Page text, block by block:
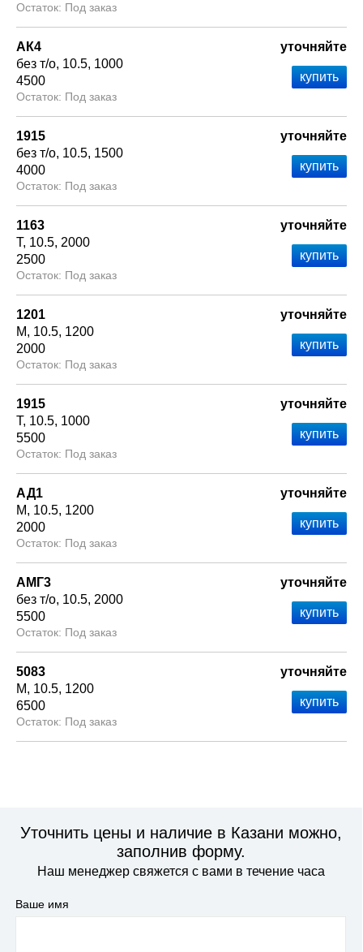
Под заказ
АК4
без т/о 10.5 1000
4500
Под заказ
уточняйте
1915
без т/о 10.5 1500
4000
Под заказ
уточняйте
1163
Т 10.5 2000
2500
Под заказ
уточняйте
1201
М
10.5 1200
2000
Под заказ
уточняйте
1915
Т 10.5 1000
5500
Под заказ
уточняйте
АД1
М
10.5 1200
2000
Под заказ
уточняйте
АМГ3
без т/о 10.5 2000
5500
Под заказ
уточняйте
5083
М
10.5 1200
6500
Под заказ
уточняйте
Уточнить цены и наличие в Казани можно,
заполнив форму.
Наш менеджер свяжется с вами в течение часа
Ваше имя